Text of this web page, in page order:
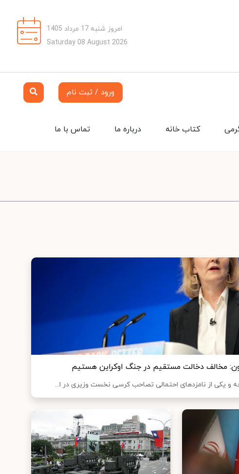
امروز شنبه 17 مرداد 1405
Saturday 08 August 2026
ورود / ثبت نام
تماس با ما درباره ما کتاب خانه
مخالف دخالت مستقیم در جنگ اوکراین هستیم
و یکی از نامزدهای احتمالی تصاحب کرسی نخست وزیری در ا...